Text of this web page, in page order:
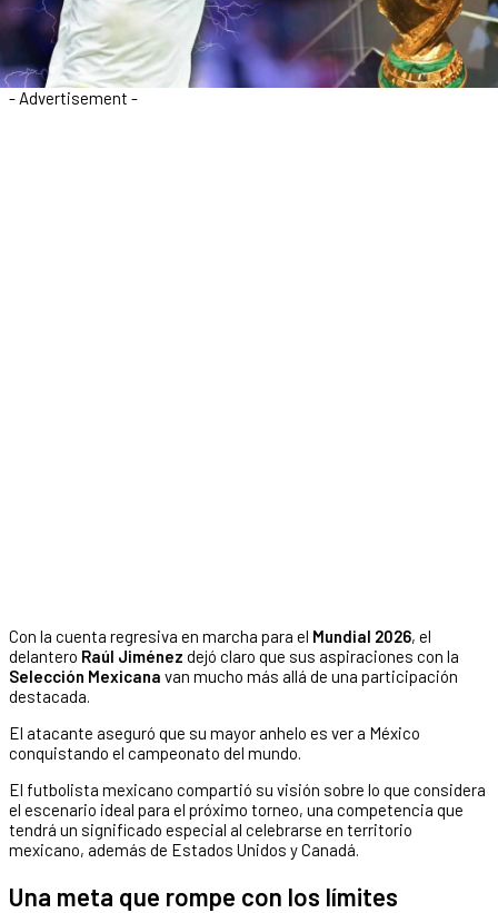
- Advertisement -
Con la cuenta regresiva en marcha para el Mundial 2026, el
delantero Raúl Jiménez dejó claro que sus aspiraciones con la
Selección Mexicana van mucho más allá de una participación
destacada.
El atacante aseguró que su mayor anhelo es ver a México
conquistando el campeonato del mundo.
El futbolista mexicano compartió su visión sobre lo que considera
el escenario ideal para el próximo torneo, una competencia que
tendrá un significado especial al celebrarse en territorio
mexicano, además de Estados Unidos y Canadá.
Una meta que rompe con los límites